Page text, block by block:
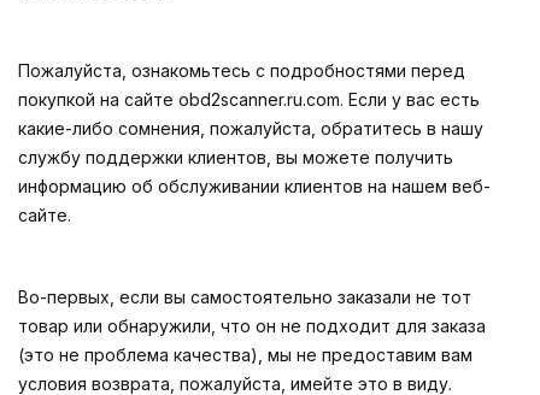
Пожалуйста, ознакомьтесь с подробностями перед
покупкой на сайте obd2scanner.ru.com. Если у вас есть
какие-либо сомнения, пожалуйста, обратитесь в нашу
службу поддержки клиентов, вы можете получить
информацию об обслуживании клиентов на нашем веб-
сайте.
Во-первых, если вы самостоятельно заказали не тот
товар или обнаружили, что он не подходит для заказа
(это не проблема качества), мы не предоставим вам
условия возврата, пожалуйста, имейте это в виду.